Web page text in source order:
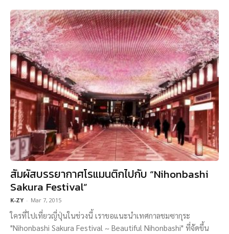
สัมผัสบรรยากาศโรแมนติกไปกับ “Nihonbashi
Sakura Festival”
K-ZY - Mar 7, 2015
ใครที่ไปเที่ยวญี่ปุ่นในช่วงนี้ เราขอแนะนำเทศกาลชมซากุระ
"Nihonbashi Sakura Festival ~ Beautiful Nihonbashi" ที่จัดขึ้น